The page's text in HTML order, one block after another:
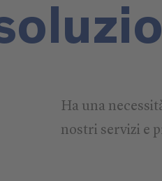
Ha una
nostri servizi e